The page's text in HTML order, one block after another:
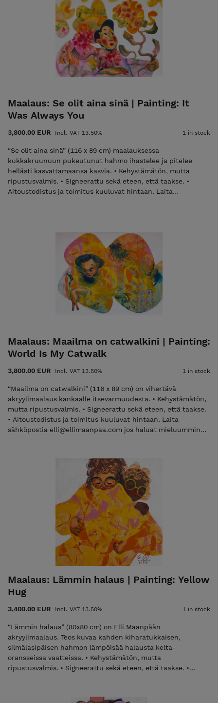
x 89 cm canvas by contemporary artist Elli Maanpää. This
vibrant artwork depicts a regal figure holding the symbol of
Fehu, embodying prosperity and wealth. • Unframed but
ready to hang. • Signed on both front and back. • Certificate
of Authenticity and shipping are included in the price.
Please email elli@ellimaanpaa.com if you would prefer to
pick up the painting from my studio in Meilahti, Helsinki.
Maalaus: Se olit aina sinä | Painting: It
Was Always You
3,800.00 EUR Incl. VAT 13.50% 1 in stock
“Se olit aina sinä” (116 x 89 cm) maalauksessa
kukkakruunuun pukeutunut hahmo ihastelee ja pitelee
hellästi kasvattamaansa kasvia. • Kehystämätön, mutta
ripustusvalmis. • Signeerattu sekä eteen, että taakse. •
Aitoustodistus ja toimitus kuuluvat hintaan. Laita
wearing a floral crown, gently admiring and holding a plant
they have nurtured. • Unframed but ready to hang. • Signed
on both front and back. • Certificate of Authenticity and
shipping are included in the price. Please email
elli@ellimaanpaa.com if you would prefer to pick up the
painting from my studio in Meilahti, Helsinki.
Maalaus: Maailma on catwalkini | Painting:
World Is My Catwalk
3,800.00 EUR Incl. VAT 13.50% 1 in stock
“Maailma on catwalkini” (116 x 89 cm) on vihertävä
akryylimaalaus kankaalle itsevarmuudesta. • Kehystämätön,
mutta ripustusvalmis. • Signeerattu sekä eteen, että taakse.
• Aitoustodistus ja toimitus kuuluvat hintaan. Laita
sähköpostia elli@ellimaanpaa.com jos haluat mieluummin
vibrant green acrylic painting on canvas celebrating self-
confidence. • Unframed but ready to hang. • Signed on both
front and back. • Certificate of Authenticity and shipping
are included in the price. Please email elli@ellimaanpaa.com
if you would prefer to pick up the painting from my studio in
Meilahti, Helsinki.
Maalaus: Lämmin halaus | Painting: Yellow
Hug
3,400.00 EUR Incl. VAT 13.50% 1 in stock
“Lämmin halaus” (80x80 cm) on Elli Maanpään
akryylimaalaus. Teos kuvaa kahden kiharatukkaisen,
silmälasipäisen hahmon lämpöisää halausta kelta-
oransseissa vaatteissa. • Kehystämätön, mutta
ripustusvalmis. • Signeerattu sekä eteen, että taakse. •
noutaa maalauksen ateljeeltani Helsingin Meilahdesta.